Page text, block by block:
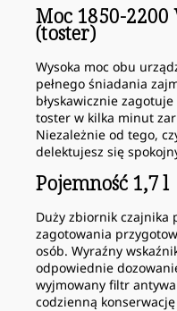
Moc 1850-2200
(toster)
Wysoka moc obu
pełnego śniadania
błyskawicznie
toster w kilka minut
Niezależnie od tego,
delektujesz się
Pojemność 1,7 l
Duży zbiornik czajnika
zagotowania
osób. Wyraźny
odpowiednie
wyjmowany filtr
codzienną